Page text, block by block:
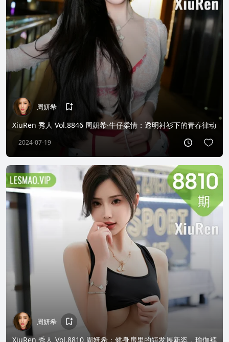
周妍希
XiuRen 秀人 Vol.8846 周妍希·牛仔柔情：透明衬衫下的青春律动
2024-07-19
周妍希
XiuRen 秀人 Vol.8810 周妍希：健身房里的短发展新姿，瑜伽裤